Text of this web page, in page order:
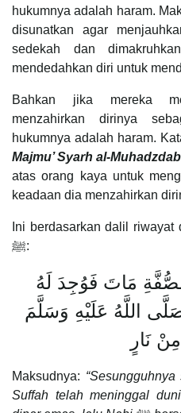
hukumnya adalah haram.
disunatkan agar
sedekah dan
mendedahkan diri untuk
Bahkan jika mereka
menzahirkan dirinya
hukumnya adalah haram.
Majmu’ Syarh al-Muhadzdab
atas orang kaya untuk
keadaan dia menzahirkan
Ini berdasarkan dalil
ﷺ:
مَاتَ فَوُجِدَ لَهُ
اللَّهُ عَلَيْهِ وَسَلَّمَ
نَارٍ
Maksudnya:
Suffah telah meninggal